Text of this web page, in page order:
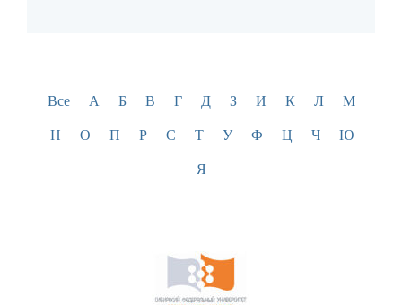
Все А Б В Г Д З И К Л М
Н О П Р С Т У Ф Ц Ч Ю
Я